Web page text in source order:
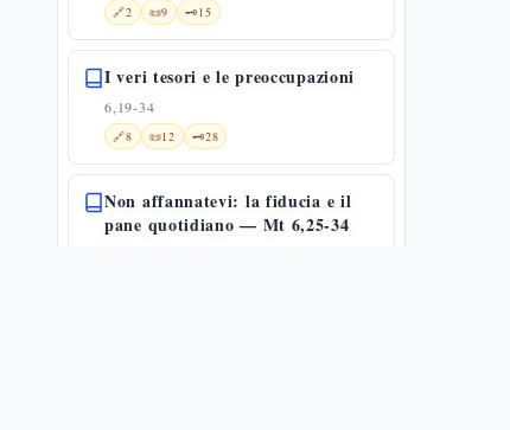
🔗2 📜9 🗝️15
I veri tesori e le preoccupazioni
6,19-34
🔗8 📜12 🗝️28
Non affannatevi: la fiducia e il
pane quotidiano — Mt 6,25-34